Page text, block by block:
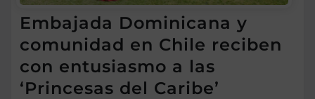
Embajada Dominicana y
comunidad en Chile reciben
con entusiasmo a las
‘Princesas del Caribe’